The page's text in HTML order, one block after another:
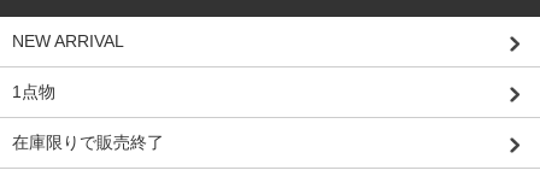
NEW ARRIVAL
1点物
在庫限りで販売終了